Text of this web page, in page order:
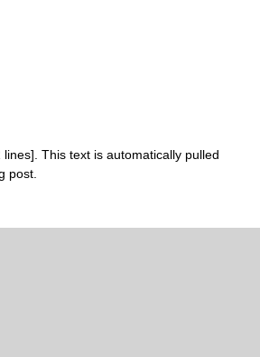
This text is automatically pulled
post.